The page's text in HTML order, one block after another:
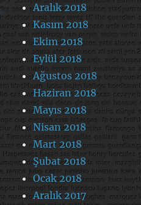
Aralık 2018
Kasım 2018
Ekim 2018
Eylül 2018
Ağustos 2018
Haziran 2018
Mayıs 2018
Nisan 2018
Mart 2018
Şubat 2018
Ocak 2018
Aralık 2017